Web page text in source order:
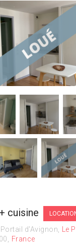
cuisine
d'Avignon
Le
France